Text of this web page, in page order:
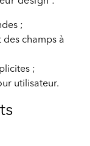
;
champs à
;
utilisateur.